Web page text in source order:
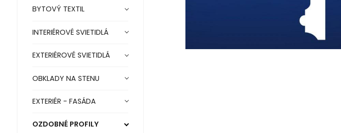
BYTOVÝ TEXTIL
INTERIÉROVÉ SVIETIDLÁ
EXTERIÉROVÉ SVIETIDLÁ
OBKLADY NA STENU
EXTERIÉR - FASÁDA
OZDOBNÉ PROFILY